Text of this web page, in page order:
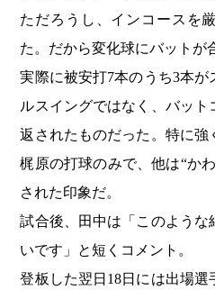
ただろうし、インコースを
た。だから変化球にバットが
実際に被安打7本のうち3本
ルスイングではなく、バッ
返されたものだった。特に
梶原の打球のみで、他は“か
された印象だ。
試合後、田中は「このような
いです」と短くコメント。
登板した翌日18日には出場